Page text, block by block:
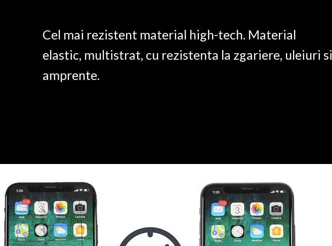
Cel mai rezistent material high-tech. Material
elastic, multistrat, cu rezistenta la zgariere, uleiuri si
amprente.